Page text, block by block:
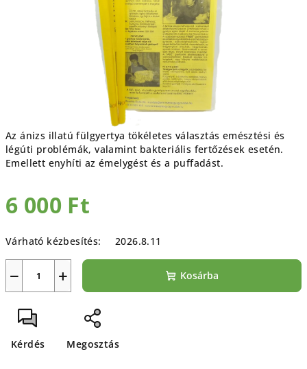
Az ánizs illatú fülgyertya tökéletes választás emésztési és
légúti problémák, valamint bakteriális fertőzések esetén.
Emellett enyhíti az émelygést és a puffadást.
6 000 Ft
Várható kézbesítés:
2026.8.11
+
− Kosárba
Kérdés Megosztás